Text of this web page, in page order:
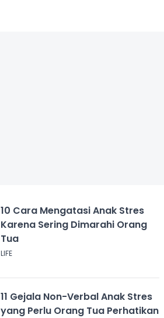
10 Cara Mengatasi Anak Stres
Karena Sering Dimarahi Orang
Tua
LIFE
11 Gejala Non-Verbal Anak Stres
yang Perlu Orang Tua Perhatikan